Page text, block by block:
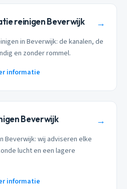
reinigen Beverwijk →
in Beverwijk: de kanalen, de
en zonder rommel.
informatie
Beverwijk →
Beverwijk: wij adviseren elke
lucht en een lagere
informatie